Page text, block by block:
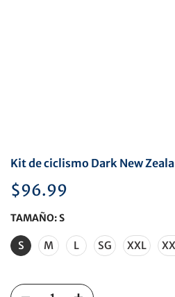
Kit de ciclismo Dark New
$96.99
TAMAÑO:S
S M L SG XXL